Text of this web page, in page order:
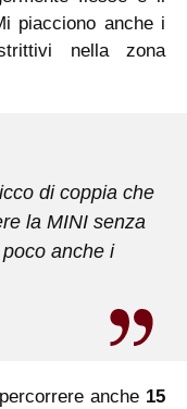
piacciono anche i
nella zona
di coppia che
la MINI senza
anche i
anche 15